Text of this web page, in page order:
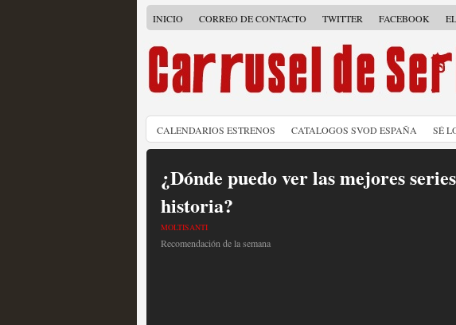
INICIO CORREO DE CONTACTO TWITTER FACEBOOK
CALENDARIOS ESTRENOS CATALOGOS SVOD ESPAÑA SÉ
¿Dónde puedo ver las mejores
historia?
MOLTISANTI
Recomendación de la semana